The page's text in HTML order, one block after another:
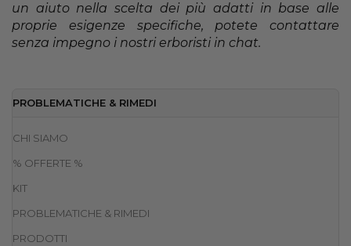
un aiuto nella scelta dei più adatti in base alle
proprie esigenze specifiche, potete contattare
senza impegno i nostri erboristi in chat.
PROBLEMATICHE & RIMEDI
CHI SIAMO
% OFFERTE %
KIT
PROBLEMATICHE & RIMEDI
PRODOTTI